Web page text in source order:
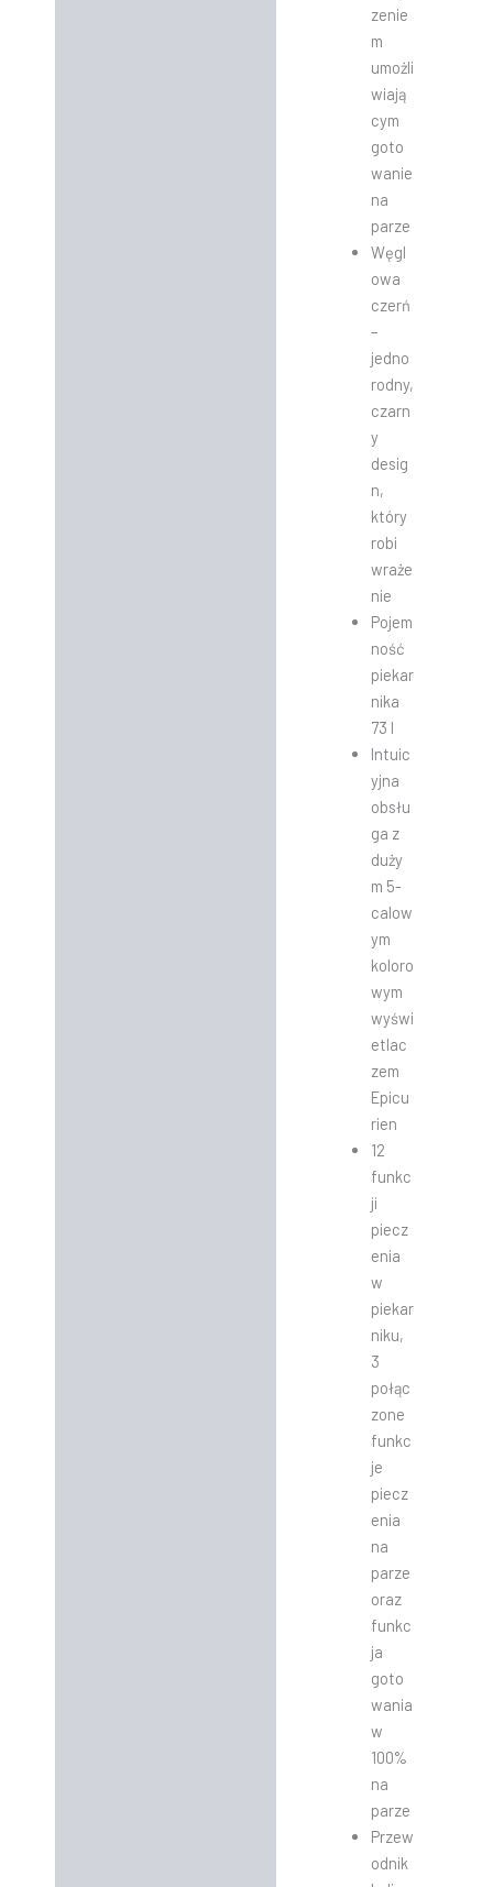
zenie
m
umożli
wiają
cym
goto
wanie
na
parze
Węgl
owa
czerń
–
jedno
rodny,
czarn
y
desig
n,
który
robi
wraże
nie
Pojem
ność
piekar
nika
73 l
Intuic
yjna
obsłu
ga z
duży
m 5-
calow
ym
koloro
wym
wyświ
etlac
zem
Epicu
rien
12
funkc
ji
piecz
enia
w
piekar
niku,
3
połąc
zone
funkc
je
piecz
enia
na
parze
oraz
funkc
ja
goto
wania
w
100%
na
parze
Przew
odnik